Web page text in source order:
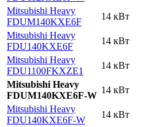
Mitsubishi Heavy
FDUM140KXE6F
14 кВт
Mitsubishi Heavy
FDU140KXE6F
14 кВт
Mitsubishi Heavy
FDU1100FKXZE1
14 кВт
Mitsubishi Heavy
FDUM140KXE6F-W
14 кВт
Mitsubishi Heavy
FDU140KXE6F-W
14 кВт